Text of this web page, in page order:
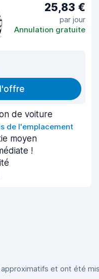
25,83 €
par jour
Annulation gratuite
de voiture
de l'emplacement
moyen
!
et ont été